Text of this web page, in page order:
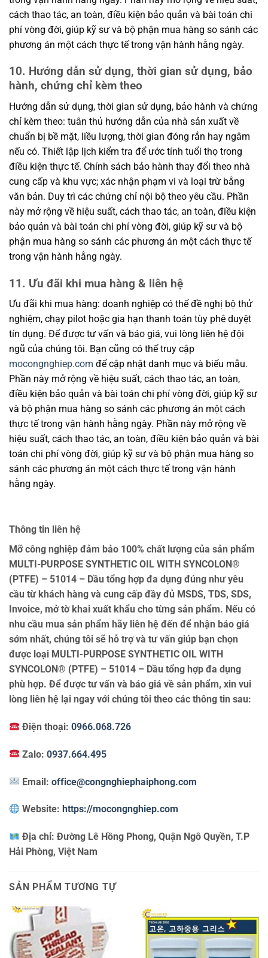
cách thao tác, an toàn, điều kiện bảo quản và bài toán chi
phí vòng đời, giúp kỹ sư và bộ phận mua hàng so sánh các
phương án một cách thực tế trong vận hành hằng ngày.
10. Hướng dẫn sử dụng, thời gian sử dụng, bảo
hành, chứng chỉ kèm theo
Hướng dẫn sử dụng, thời gian sử dụng, bảo hành và chứng
chỉ kèm theo: tuân thủ hướng dẫn của nhà sản xuất về
chuẩn bị bề mặt, liều lượng, thời gian đóng rắn hay ngâm
nếu có. Thiết lập lịch kiểm tra để ước tính tuổi thọ trong
điều kiện thực tế. Chính sách bảo hành thay đổi theo nhà
cung cấp và khu vực; xác nhận phạm vi và loại trừ bằng
văn bản. Duy trì các chứng chỉ nội bộ theo yêu cầu. Phần
này mở rộng về hiệu suất, cách thao tác, an toàn, điều kiện
bảo quản và bài toán chi phí vòng đời, giúp kỹ sư và bộ
phận mua hàng so sánh các phương án một cách thực tế
trong vận hành hằng ngày.
11. Ưu đãi khi mua hàng & liên hệ
Ưu đãi khi mua hàng: doanh nghiệp có thể đề nghị bộ thử
nghiệm, chạy pilot hoặc gia hạn thanh toán tùy phê duyệt
tín dụng. Để được tư vấn và báo giá, vui lòng liên hệ đội
ngũ của chúng tôi. Bạn cũng có thể truy cập
mocongnghiep.com để cập nhật danh mục và biểu mẫu.
Phần này mở rộng về hiệu suất, cách thao tác, an toàn,
điều kiện bảo quản và bài toán chi phí vòng đời, giúp kỹ sư
và bộ phận mua hàng so sánh các phương án một cách
thực tế trong vận hành hằng ngày. Phần này mở rộng về
hiệu suất, cách thao tác, an toàn, điều kiện bảo quản và bài
toán chi phí vòng đời, giúp kỹ sư và bộ phận mua hàng so
sánh các phương án một cách thực tế trong vận hành
hằng ngày.
Thông tin liên hệ
Mỡ công nghiệp đảm bảo 100% chất lượng của sản phẩm
MULTI-PURPOSE SYNTHETIC OIL WITH SYNCOLON®
(PTFE) – 51014 – Dầu tổng hợp đa dụng đúng như yêu
cầu từ khách hàng và cung cấp đầy đủ MSDS, TDS, SDS,
Invoice, mở tờ khai xuất khẩu cho từng sản phẩm. Nếu có
nhu cầu mua sản phẩm hãy liên hệ đến để nhận báo giá
sớm nhất, chúng tôi sẽ hỗ trợ và tư vấn giúp bạn chọn
được loại MULTI-PURPOSE SYNTHETIC OIL WITH
SYNCOLON® (PTFE) – 51014 – Dầu tổng hợp đa dụng
phù hợp. Để được tư vấn và báo giá về sản phẩm, xin vui
lòng liên hệ lại ngay với chúng tôi theo các thông tin sau:
Điện thoại:0966.068.726
Zalo:0937.664.495
Email:office@congnghiephaiphong.com
Website: https://mocongnghiep.com
Địa chỉ:Đường Lê Hồng Phong, Quận Ngô Quyền, T.P
Hải Phòng, Việt Nam
SẢN PHẨM TƯƠNG TỰ